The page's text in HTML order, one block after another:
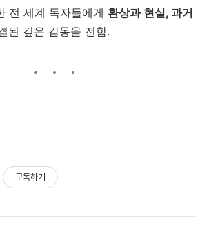
전 세계 독자들에게 환상과 현실, 과거
된 깊은 감동을 전함.
구독하기